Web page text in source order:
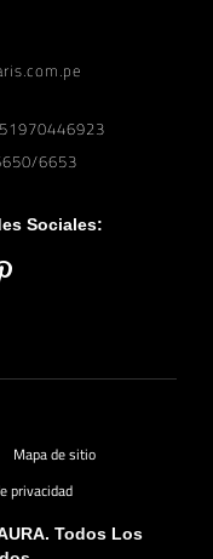
51970446923
6653
Sociales:
Mapa de sitio
privacidad
Todos Los